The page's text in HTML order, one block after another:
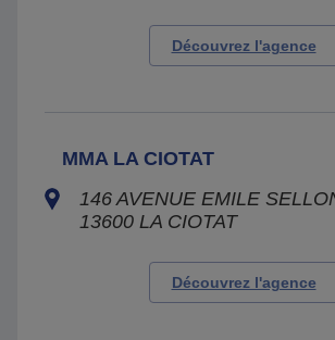
Découvrez l'agence
MMA LA CIOTAT
146 AVENUE EMILE
13600 LA CIOTAT
Découvrez l'agence